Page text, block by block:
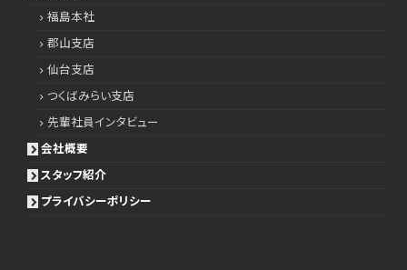
福島本社
郡山支店
仙台支店
つくばみらい支店
先輩社員インタビュー
会社概要
スタッフ紹介
プライバシーポリシー